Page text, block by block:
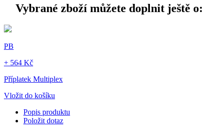
Vybrané zboží můžete doplnit ještě o:
PB
+ 564 Kč
Příplatek Multiplex
Vložit do košíku
Popis produktu
Položit dotaz